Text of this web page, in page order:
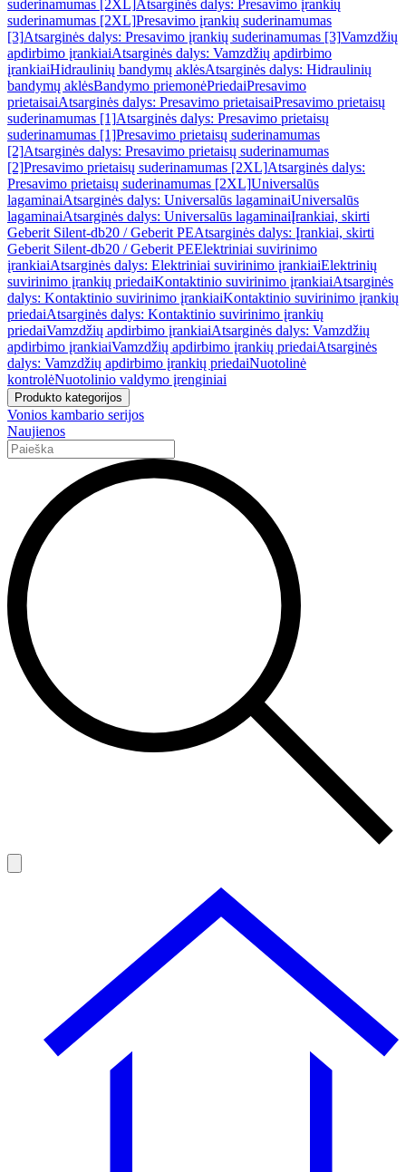
suderinamumas [2XL]Atsarginės dalys: Presavimo įrankių
suderinamumas [2XL]Presavimo įrankių suderinamumas
[3]Atsarginės dalys: Presavimo įrankių suderinamumas [3]Vamzdžių
apdirbimo įrankiaiAtsarginės dalys: Vamzdžių apdirbimo
įrankiaiHidraulinių bandymų aklėsAtsarginės dalys: Hidraulinių
bandymų aklėsBandymo priemonėPriedaiPresavimo
prietaisaiAtsarginės dalys: Presavimo prietaisaiPresavimo prietaisų
suderinamumas [1]Atsarginės dalys: Presavimo prietaisų
suderinamumas [1]Presavimo prietaisų suderinamumas
[2]Atsarginės dalys: Presavimo prietaisų suderinamumas
[2]Presavimo prietaisų suderinamumas [2XL]Atsarginės dalys:
Presavimo prietaisų suderinamumas [2XL]Universalūs
lagaminaiAtsarginės dalys: Universalūs lagaminaiUniversalūs
lagaminaiAtsarginės dalys: Universalūs lagaminaiĮrankiai, skirti
Geberit Silent-db20 / Geberit PEAtsarginės dalys: Įrankiai, skirti
Geberit Silent-db20 / Geberit PEElektriniai suvirinimo
įrankiaiAtsarginės dalys: Elektriniai suvirinimo įrankiaiElektrinių
suvirinimo įrankių priedaiKontaktinio suvirinimo įrankiaiAtsarginės
dalys: Kontaktinio suvirinimo įrankiaiKontaktinio suvirinimo įrankių
priedaiAtsarginės dalys: Kontaktinio suvirinimo įrankių
priedaiVamzdžių apdirbimo įrankiaiAtsarginės dalys: Vamzdžių
apdirbimo įrankiaiVamzdžių apdirbimo įrankių priedaiAtsarginės
dalys: Vamzdžių apdirbimo įrankių priedaiNuotolinė
kontrolėNuotolinio valdymo įrenginiai
Produkto kategorijos
Vonios kambario serijos
Naujienos